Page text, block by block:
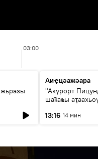
03:00
Аиҿцәажәара
"Акурорт
шаҟаҩы
13:16 14 мин